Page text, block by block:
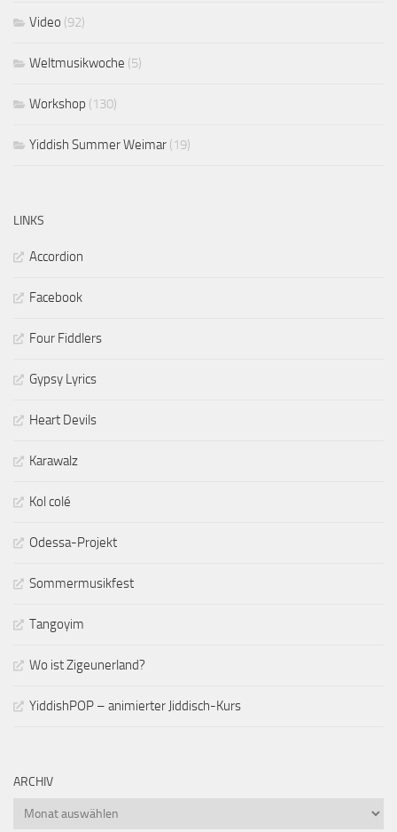
Video (92)
Weltmusikwoche (5)
Workshop (130)
Yiddish Summer Weimar (19)
LINKS
Accordion
Facebook
Four Fiddlers
Gypsy Lyrics
Heart Devils
Karawalz
Kol colé
Odessa-Projekt
Sommermusikfest
Tangoyim
Wo ist Zigeunerland?
YiddishPOP – animierter Jiddisch-Kurs
ARCHIV
Archiv